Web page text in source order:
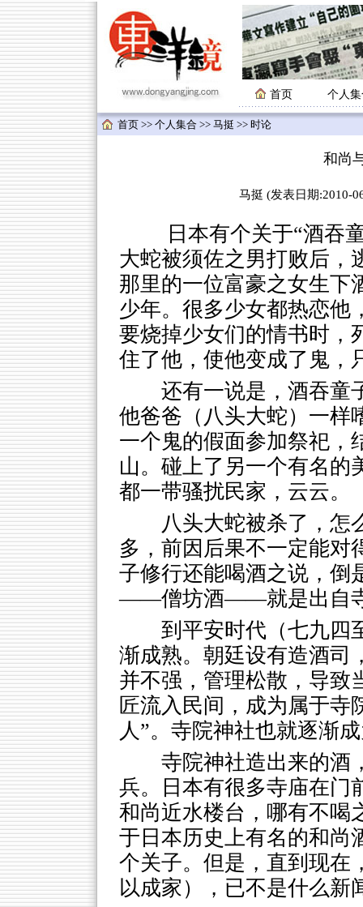
首页 个人
首页 >> 个人集合 >> 马挺 >> 时论
和尚
马挺 (发表日期:2010-
日本有个关于“酒吞童
大蛇被须佐之男打败后，
那里的一位富豪之女生下
少年。很多少女都热恋他
要烧掉少女们的情书时，
住了他，使他变成了鬼，
还有一说是，酒吞童
他爸爸（八头大蛇）一样
一个鬼的假面参加祭祀，
山。碰上了另一个有名的
都一带骚扰民家，云云。
八头大蛇被杀了，怎
多，前因后果不一定能对
子修行还能喝酒之说，倒
——僧坊酒——就是出自
到平安时代（七九四
渐成熟。朝廷设有造酒司
并不强，管理松散，导致
匠流入民间，成为属于寺
人”。寺院神社也就逐渐
寺院神社造出来的酒
兵。日本有很多寺庙在门
和尚近水楼台，哪有不喝
于日本历史上有名的和尚
个关子。但是，直到现在
以成家），已不是什么新